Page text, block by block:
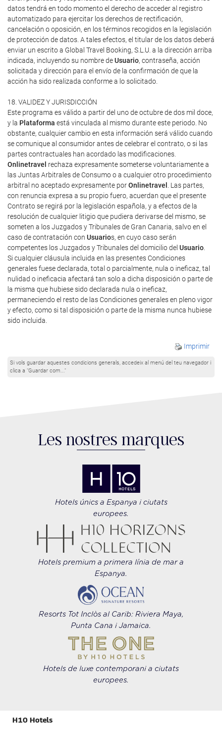
datos tendrá en todo momento el derecho de acceder al registro
automatizado para ejercitar los derechos de rectificación,
cancelación o oposición, en los términos recogidos en la legislación
de protección de datos. A tales efectos, el titular de los datos deberá
enviar un escrito a Global Travel Booking, S.L.U. a la dirección arriba
indicada, incluyendo su nombre deUsuario, contraseña, acción
solicitada y dirección para el envío de la confirmación de que la
acción ha sido realizada conforme a lo solicitado.
18. VALIDEZ Y JURISDICCIÓN
Este programa es válido a partir del uno de octubre de dos mil doce,
y la Plataforma está vinculada al mismo durante este periodo. No
obstante, cualquier cambio en esta información será válido cuando
se comunique al consumidor antes de celebrar el contrato, o si las
partes contractuales han acordado las modificaciones.
Onlinetravel rechaza expresamente someterse voluntariamente a
las Juntas Arbitrales de Consumo o a cualquier otro procedimiento
arbitral no aceptado expresamente porOnlinetravel
. Las partes,
con renuncia expresa a su propio fuero, acuerdan que el presente
Contrato se regirá por la legislación española, y a efectos de la
resolución de cualquier litigio que pudiera derivarse del mismo, se
someten a los Juzgados y Tribunales de Gran Canaria, salvo en el
caso de contratación con Usuarios, en cuyo caso serán
competentes los Juzgados y Tribunales del domicilio del Usuario
Si cualquier cláusula incluida en las presentes Condiciones
generales fuese declarada, total o parcialmente, nula o ineficaz, tal
nulidad o ineficacia afectará tan solo a dicha disposición o parte de
la misma que hubiese sido declarada nula o ineficaz,
permaneciendo el resto de las Condiciones generales en pleno vigor
y efecto, como si tal disposición o parte de la misma nunca hubiese
sido incluida.
Imprimir
Si vols guardar aquestes condicions generals, accedeix al menú del teu navegador i
clica a "Guardar com..."
Les nostres marques
Hotels únics a Espanya i ciutats
europees.
Hotels premium a primera línia de mar a
Espanya.
Resorts Tot Inclòs al Carib: Riviera Maya,
Punta Cana i Jamaica.
Hotels de luxe contemporani a ciutats
europees.
H10 Hotels